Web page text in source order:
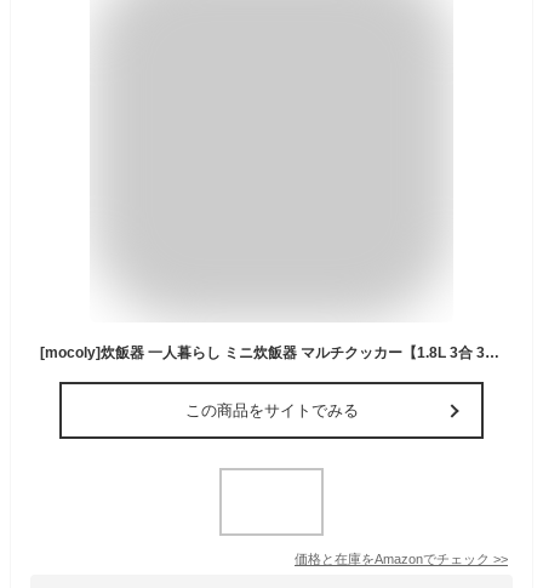
[mocoly]炊飯器 一人暮らし ミニ炊飯器 マルチクッカー【1.8L 3合 350W省エネ】コンパクト設計 4モード (炊飯/おかゆ/スープ/火鍋) 早炊き 保温 予約機能 黒厚釜 炊きたて美味しい 持ち運び便利 お手入れ簡単 少量炊き キッチン家電
この商品をサイトでみる
価格と在庫をAmazonでチェック >>